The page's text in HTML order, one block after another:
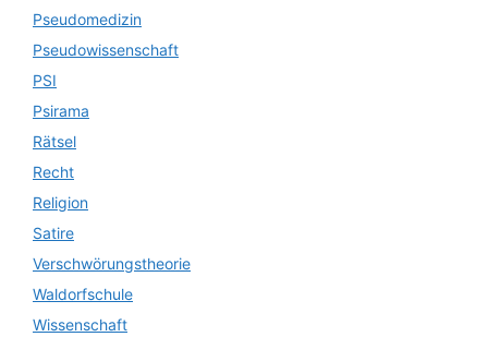
Pseudomedizin
Pseudowissenschaft
PSI
Psirama
Rätsel
Recht
Religion
Satire
Verschwörungstheorie
Waldorfschule
Wissenschaft